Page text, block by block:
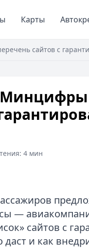
Карты
сайтов с
4 мин
—
сайтов с
даст и как